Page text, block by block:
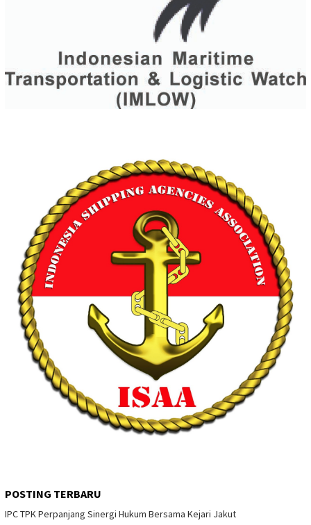
POSTING TERBARU
IPC TPK Perpanjang Sinergi Hukum Bersama Kejari Jakut